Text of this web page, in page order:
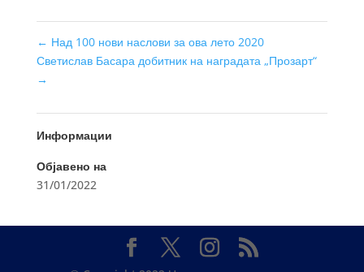
← Над 100 нови наслови за ова лето 2020
Светислав Басара добитник на наградата „Прозарт“
→
Информации
Објавено на
31/01/2022